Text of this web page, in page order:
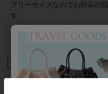
フリーサイズなのでお好みの
す。
6150073